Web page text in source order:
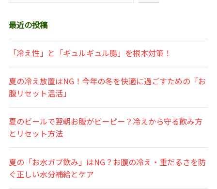
最近の投稿
「冷え性」と「ギュルギュル腸」を根本対策！
夏の冷え放置はNG！今年の冬を快適に過ごすための「お
腹リセット温活」
夏のビールで翌朝お腹がピーピー？冷えから守る飲み方
とリセット方法
夏の「お水ガブ飲み」はNG？お腹の冷え・重だるさを防
ぐ正しい水分補給とケア